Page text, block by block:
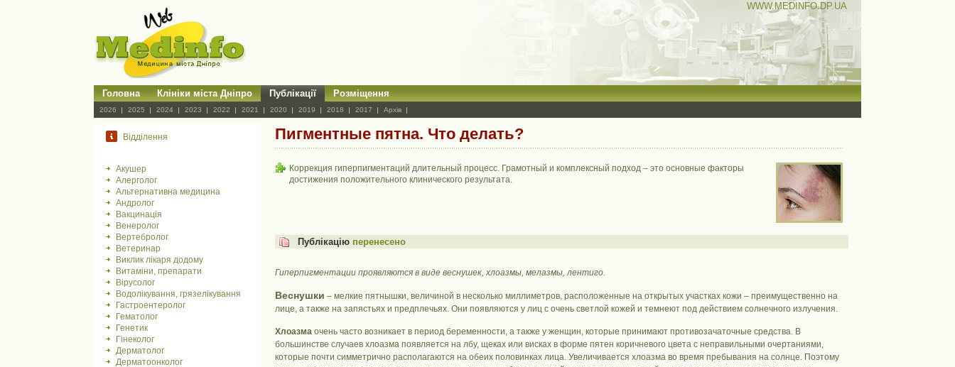
WWW.MEDINFO.DP.UA
Головна Клініки міста Дніпро Публікації Розміщення
2026 2025 2024 2023 2022 2021 2020 2019 2018 2017 Архів
Відділення
Акушер
Алерголог
Альтернативна медицина
Андролог
Вакцинація
Венеролог
Вертебролог
Ветеринар
Виклик лікаря додому
Витаміни, препарати
Вірусолог
Водолікування, грязелікування
Гастроентеролог
Гематолог
Генетик
Гінеколог
Дерматолог
Дерматоонколог
Пигментные пятна. Что делать?
Коррекция гиперпигментаций длительный процесс. Грамотный и комплексный подход – это основные факторы
достижения положительного клинического результата.
Публікацію перенесено
Гиперпигментации проявляются в виде веснушек, хлоазмы, мелазмы, лентиго.
Веснушки – мелкие пятнышки, величиной в несколько миллиметров, расположенные на открытых участках кожи – преимущественно на
лице, а также на запястьях и предплечьях. Они появляются у лиц с очень светлой кожей и темнеют под действием солнечного излучения.
Хлоазма очень часто возникает в период беременности, а также у женщин, которые принимают противозачаточные средства. В
большинстве случаев хлоазма появляется на лбу, щеках или висках в форме пятен коричневого цвета с неправильными очертаниями,
которые почти симметрично располагаются на обеих половинках лица. Увеличивается хлоазма во время пребывания на солнце. Поэтому